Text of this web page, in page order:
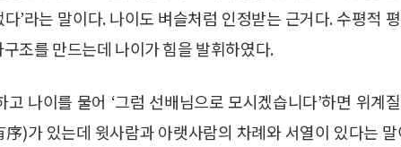
’라는 말이다. 나이도 벼슬처럼 인정받는 근거다. 수평적
조를 만드는데 나이가 힘을 발휘하였다.
나이를 물어 ‘그럼 선배님으로 모시겠습니다’하면 위계
)가 있는데 윗사람과 아랫사람의 차례와 서열이 있다는 말